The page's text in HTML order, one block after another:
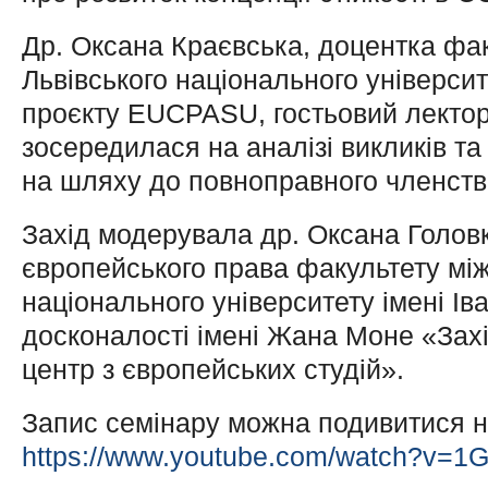
Др. Оксана Краєвська, доцентка
Львівського національного
проєкту EUCPASU, гостьовий
зосередилася на аналізі викликів
на шляху до повноправного
Захід модерувала др. Оксана
європейського права факультету
національного університету імені
досконалості імені Жана Моне
центр з європейських студій».
Запис семінару можна подивитися
https://www.youtube.com/